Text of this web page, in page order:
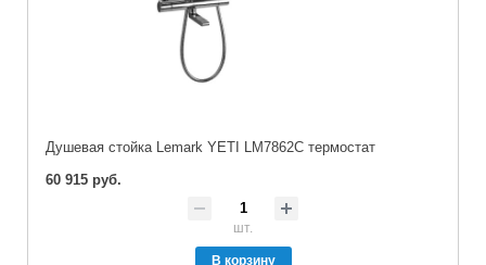
Душевая стойка Lemark YETI LM7862C термостат
60 915 руб.
шт.
В корзину